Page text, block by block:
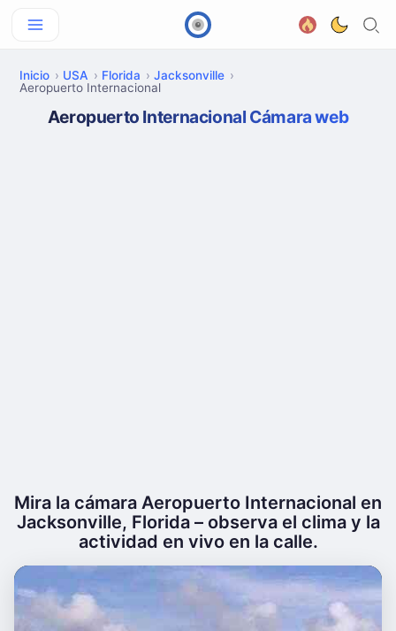
Inicio USA Florida
Jacksonville
Aeropuerto Internacional
Aeropuerto Internacional Cámara web
Mira la cámara Aeropuerto Internacional en
Jacksonville, Florida – observa el clima y la
actividad en vivo en la calle.